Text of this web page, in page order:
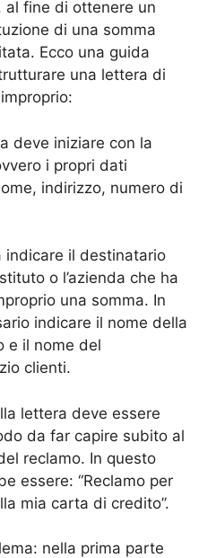
al fine di ottenere un
di una somma
Ecco una guida
una lettera di
deve iniziare con la
i propri dati
indirizzo, numero di
indicare il destinatario
o l’azienda che ha
una somma. In
indicare il nome della
e il nome del
clienti.
lettera deve essere
da far capire subito al
reclamo. In questo
essere: “Reclamo per
mia carta di credito”.
nella prima parte